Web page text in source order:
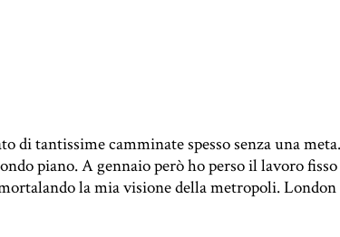
di tantissime camminate spesso senza una
piano. A gennaio però ho perso il lavoro
la mia visione della metropoli.